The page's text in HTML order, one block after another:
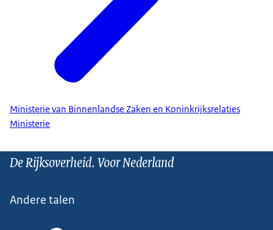
Ministerie van Binnenlandse Zaken en Koninkrijksrelaties
Ministerie
De Rijksoverheid. Voor Nederland
Andere talen